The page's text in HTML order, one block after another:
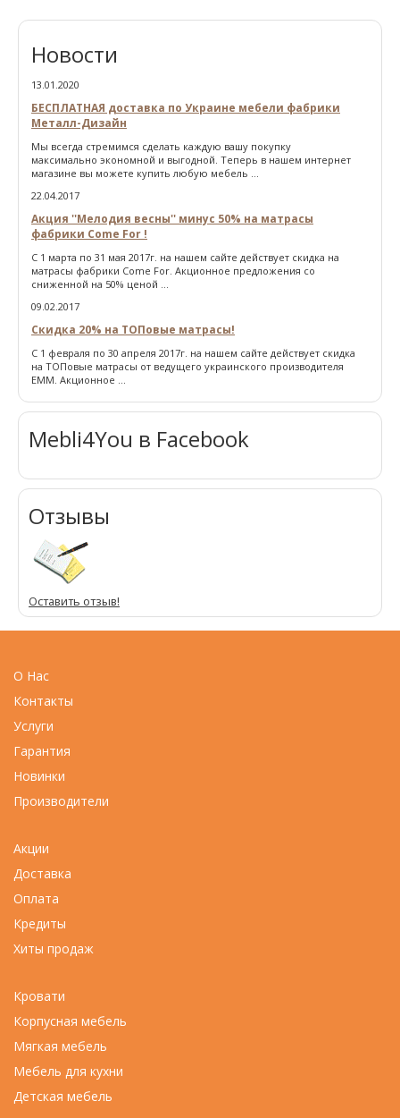
Новости
13.01.2020
БЕСПЛАТНАЯ доставка по Украине мебели фабрики
Металл-Дизайн
Мы всегда стремимся сделать каждую вашу покупку
максимально экономной и выгодной. Теперь в нашем интернет
магазине вы можете купить любую мебель ...
22.04.2017
Акция ''Мелодия весны'' минус 50% на матрасы
фабрики Come For !
С 1 марта по 31 мая 2017г. на нашем сайте действует скидка на
матрасы фабрики Come For. Акционное предложения со
сниженной на 50% ценой ...
09.02.2017
Скидка 20% на ТОПовые матрасы!
С 1 февраля по 30 апреля 2017г. на нашем сайте действует скидка
на ТОПовые матрасы от ведущего украинского производителя
ЕММ. Акционное ...
Mebli4You в Facebook
Отзывы
Оставить отзыв!
О Нас
Контакты
Услуги
Гарантия
Новинки
Производители
Акции
Доставка
Оплата
Кредиты
Хиты продаж
Кровати
Корпусная мебель
Мягкая мебель
Мебель для кухни
Детская мебель